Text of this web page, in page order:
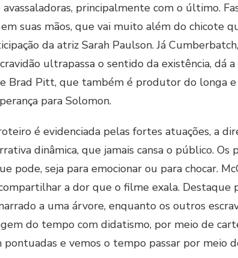
avassaladoras, principalmente com o último.
suas mãos, que vai muito além do chicote
da atriz Sarah Paulson. Já
ultrapassa o sentido da existência, dá
Brad Pitt, que também é produtor do longa
para Solomon.
é evidenciada pelas fortes atuações, a
dinâmica, que jamais cansa o público.
pode, seja para emocionar ou para chocar.
a dor que o filme exala.
a uma árvore, enquanto os outros
do tempo com didatismo, por meio de
pontuadas e vemos o tempo passar por meio